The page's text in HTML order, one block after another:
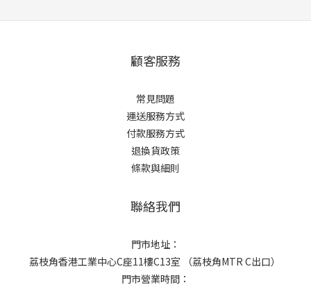
顧客服務
常見問題
運送服務方式
付款服務方式
退換貨政策
條款與細則
聯絡我們
門市地址：
荔枝角香港工業中心C座11樓C13室 （荔枝角MTR C出口）
門市營業時間：